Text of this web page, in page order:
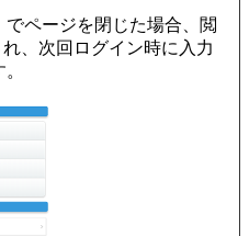
ページを閉じた場合、閲
、次回ログイン時に入力